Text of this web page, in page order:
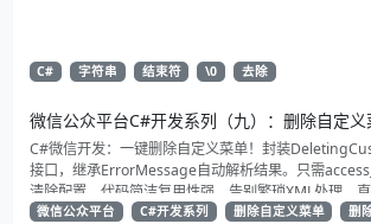
C# 字符串 结束符 \0 去除
微信公众平台C#开发系列（九）：删除自定义
C#微信开发：一键删除自定义菜单！封装
接口，继承ErrorMessage自动解析结果。只需
清除配置。代码简洁复用性强，告别繁琐XML处理，
取状态。适合动态管理公众号的开发者，建议收藏备
微信公众平台 C#开发系列 删除自定义菜单
删